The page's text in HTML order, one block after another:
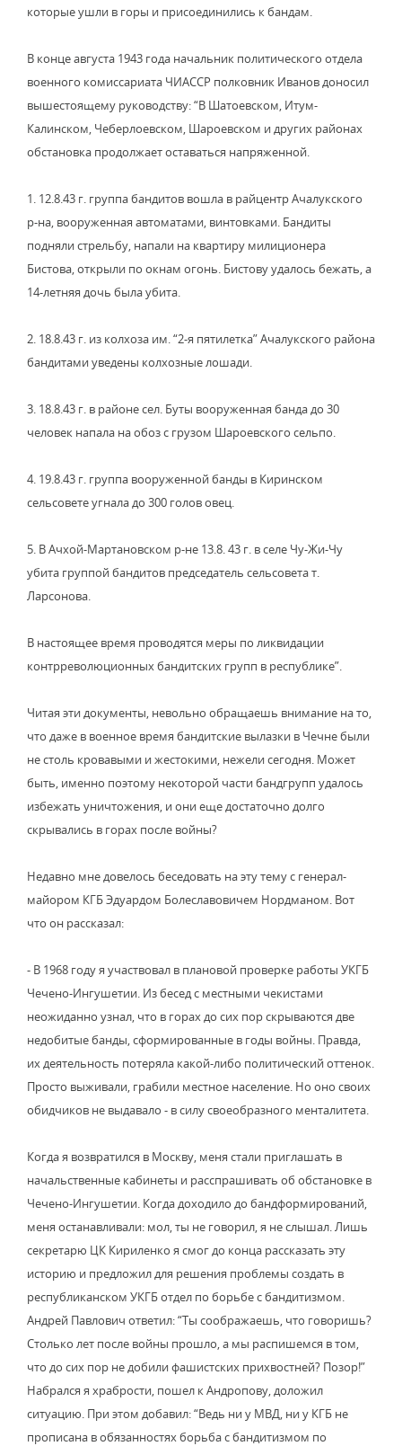
которые ушли в горы и присоединились к бандам.
В конце августа 1943 года начальник политического отдела
военного комиссариата ЧИАССР полковник Иванов доносил
вышестоящему руководству: “В Шатоевском, Итум-
Калинском, Чеберлоевском, Шароевском и других районах
обстановка продолжает оставаться напряженной.
1. 12.8.43 г. группа бандитов вошла в райцентр Ачалукского
р-на, вооруженная автоматами, винтовками. Бандиты
подняли стрельбу, напали на квартиру милиционера
Бистова, открыли по окнам огонь. Бистову удалось бежать, а
14-летняя дочь была убита.
2. 18.8.43 г. из колхоза им. “2-я пятилетка” Ачалукского района
бандитами уведены колхозные лошади.
3. 18.8.43 г. в районе сел. Буты вооруженная банда до 30
человек напала на обоз с грузом Шароевского сельпо.
4. 19.8.43 г. группа вооруженной банды в Киринском
сельсовете угнала до 300 голов овец.
5. В Ачхой-Мартановском р-не 13.8. 43 г. в селе Чу-Жи-Чу
убита группой бандитов председатель сельсовета т.
Ларсонова.
В настоящее время проводятся меры по ликвидации
контрреволюционных бандитских групп в республике”.
Читая эти документы, невольно обращаешь внимание на то,
что даже в военное время бандитские вылазки в Чечне были
не столь кровавыми и жестокими, нежели сегодня. Может
быть, именно поэтому некоторой части бандгрупп удалось
избежать уничтожения, и они еще достаточно долго
скрывались в горах после войны?
Недавно мне довелось беседовать на эту тему с генерал-
майором КГБ Эдуардом Болеславовичем Нордманом. Вот
что он рассказал:
- В 1968 году я участвовал в плановой проверке работы УКГБ
Чечено-Ингушетии. Из бесед с местными чекистами
неожиданно узнал, что в горах до сих пор скрываются две
недобитые банды, сформированные в годы войны. Правда,
их деятельность потеряла какой-либо политический оттенок.
Просто выживали, грабили местное население. Но оно своих
обидчиков не выдавало - в силу своеобразного менталитета.
Когда я возвратился в Москву, меня стали приглашать в
начальственные кабинеты и расспрашивать об обстановке в
Чечено-Ингушетии. Когда доходило до бандформирований,
меня останавливали: мол, ты не говорил, я не слышал. Лишь
секретарю ЦК Кириленко я смог до конца рассказать эту
историю и предложил для решения проблемы создать в
республиканском УКГБ отдел по борьбе с бандитизмом.
Андрей Павлович ответил: “Ты соображаешь, что говоришь?
Столько лет после войны прошло, а мы распишемся в том,
что до сих пор не добили фашистских прихвостней? Позор!”
Набрался я храбрости, пошел к Андропову, доложил
ситуацию. При этом добавил: “Ведь ни у МВД, ни у КГБ не
прописана в обязанностях борьба с бандитизмом по